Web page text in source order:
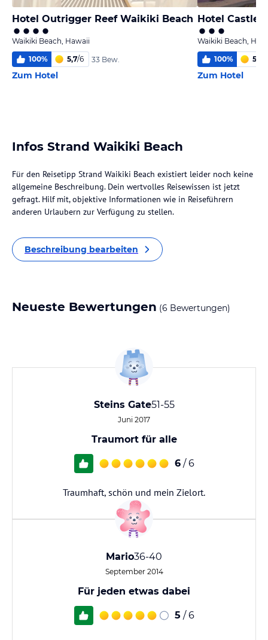
Hotel Outrigger Reef Waikiki Beach
Waikiki Beach, Hawaii
100% 5,7/6 33 Bew.
Zum Hotel
Hotel Castle
Waikiki Beach,
100% 5,0
Zum Hotel
Infos Strand Waikiki Beach
Für den Reisetipp Strand Waikiki Beach existiert leider noch keine
allgemeine Beschreibung. Dein wertvolles Reisewissen ist jetzt
gefragt. Hilf mit, objektive Informationen wie in Reiseführern
anderen Urlaubern zur Verfügung zu stellen.
Beschreibung bearbeiten
Neueste Bewertungen (6 Bewertungen)
Steins Gate51-55
Juni 2017
Traumort für alle
6 / 6
Traumhaft, schön und mein Zielort.
Mario36-40
September 2014
Für jeden etwas dabei
5 / 6